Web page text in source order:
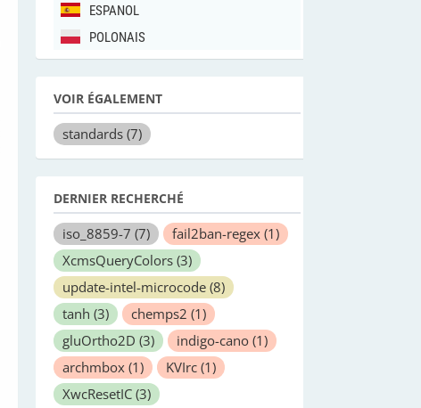
ESPANOL
POLONAIS
VOIR ÉGALEMENT
standards (7)
DERNIER RECHERCHÉ
iso_8859-7 (7) fail2ban-regex (1)
XcmsQueryColors (3)
update-intel-microcode (8)
tanh (3) chemps2 (1)
gluOrtho2D (3) indigo-cano (1)
archmbox (1) KVIrc (1)
XwcResetIC (3)